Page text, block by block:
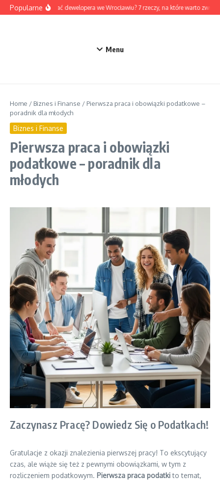
Przejdź do treści
PopularneJak wybrać dewelopera we Wrocławiu? 7 rzeczy, na które warto
Menu
Home / Biznes i Finanse / Pierwsza praca i obowiązki podatkowe –
poradnik dla młodych
Biznes i Finanse
Pierwsza praca i obowiązki
podatkowe – poradnik dla
młodych
Zaczynasz Pracę? Dowiedz Się o Podatkach!
Gratulacje z okazji znalezienia pierwszej pracy! To ekscytujący
czas, ale wiąże się też z pewnymi obowiązkami, w tym z
rozliczeniem podatkowym. Pierwsza praca podatkito temat,